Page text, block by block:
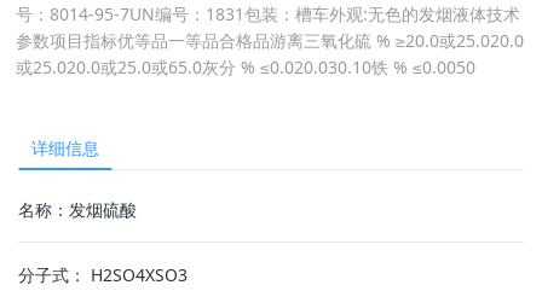
号：8014-95-7UN编号：1831包装：槽车外观:无色的发烟液体技术
参数项目指标优等品一等品合格品游离三氧化硫 % ≥20.0或25.020.0
或25.020.0或25.0或65.0灰分 % ≤0.020.030.10铁 % ≤0.0050
详细信息
名称：发烟硫酸
分子式： H2SO4XSO3